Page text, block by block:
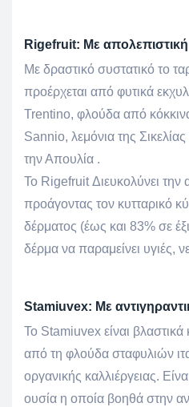
Rigefruit: Με
Με δραστικό συστατικό το
προέρχεται από φυτικά
Trentino, φλούδα από
Sannio, λεμόνια της
την Απουλία .
Το Rigefruit Διευκολύνει
προάγοντας τον κυτταρικό
δέρματος (έως και 83% σε
δέρμα να παραμείνει υγιές,
Stamiuvex: Με
To Stamiuvex είναι
από τη φλούδα σταφυλιών
οργανικής καλλιέργειας.
ουσία η οποία βοηθά στην